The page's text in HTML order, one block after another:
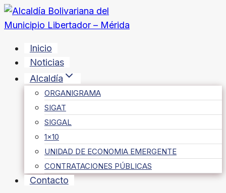
Saltar
al
Inicio
Noticias
Alcaldía
ORGANIGRAMA
SIGAT
SIGGAL
1×10
UNIDAD DE ECONOMIA EMERGENTE
CONTRATACIONES PÚBLICAS
Contacto